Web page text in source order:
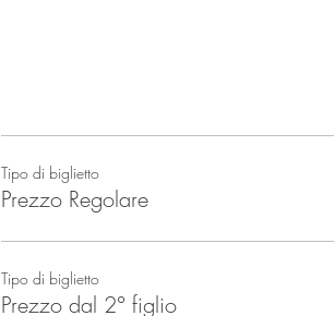
Tipo di biglietto
Prezzo Regolare
Tipo di biglietto
Prezzo dal 2° figlio